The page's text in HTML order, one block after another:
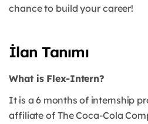
chance to build your career!
İlan Tanımı
What is Flex-Intern?
It is a 6 months of internship
affiliate of The Coca-Cola